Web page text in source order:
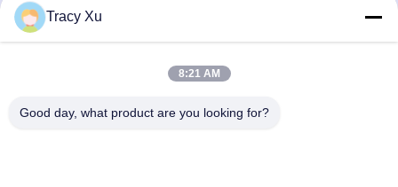
সেরা দাম পান সেরা দাম পান
Tracy Xu
8:21 AM
Good day, what product are you looking for?